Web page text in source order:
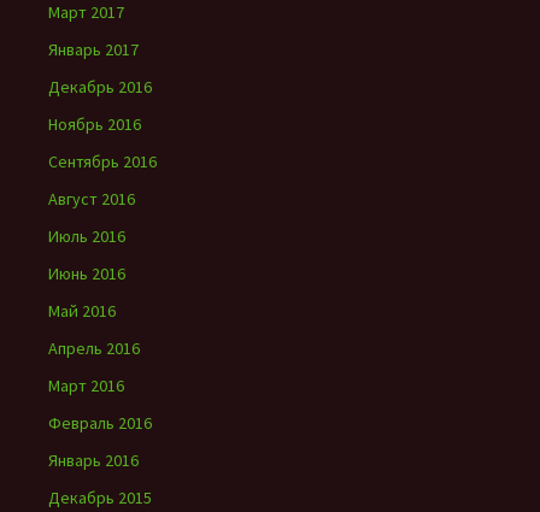
Март 2017
Январь 2017
Декабрь 2016
Ноябрь 2016
Сентябрь 2016
Август 2016
Июль 2016
Июнь 2016
Май 2016
Апрель 2016
Март 2016
Февраль 2016
Январь 2016
Декабрь 2015